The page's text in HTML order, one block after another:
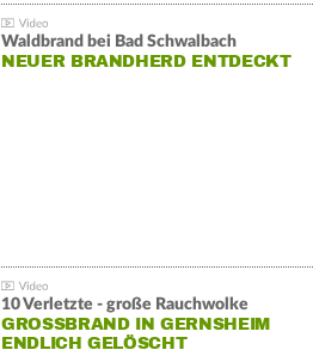
Waldbrand bei Bad Schwalbach
NEUER BRANDHERD ENTDECKT
10 Verletzte - große Rauchwolke
GROSSBRAND IN GERNSHEIM E
NDLICH GELÖSCHT